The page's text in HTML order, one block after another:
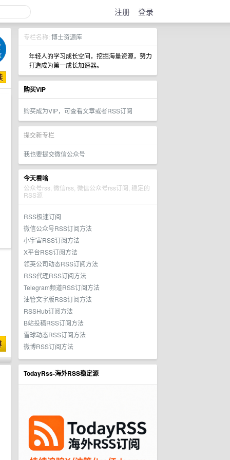
注册 登录
专栏名称: 博士资源库
年轻人的学习成长空间，挖掘海量资源，努力
打造成为第一成长加速器。
购买VIP
购买成为VIP，可查看文章或者RSS订阅
提交新专栏
我也要提交微信公众号
今天看啥
公众号rss, 微信rss, 微信公众号rss订阅, 稳定的
RSS源
RSS极速订阅
微信公众号RSS订阅方法
小宇宙RSS订阅方法
X平台RSS订阅方法
领英公司动态RSS订阅方法
RSS代理RSS订阅方法
Telegram频道RSS订阅方法
油管文字版RSS订阅方法
RSSHub订阅方法
B站投稿RSS订阅方法
雪球动态RSS订阅方法
微博RSS订阅方法
TodayRss-海外RSS稳定源